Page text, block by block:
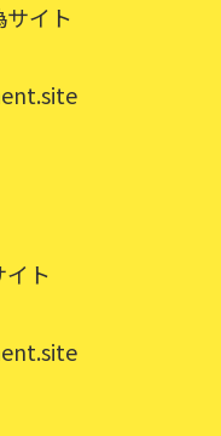
イト
ト